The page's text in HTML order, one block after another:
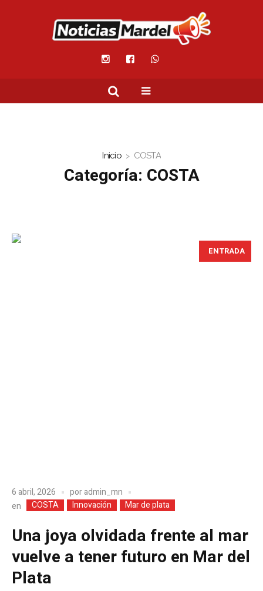
Inicio COSTA
Categoría: COSTA
ENTRADA
6 abril, 2026 poradmin_mn
en
COSTA Innovación Mar de plata
Una joya olvidada frente al mar
vuelve a tener futuro en Mar del
Plata